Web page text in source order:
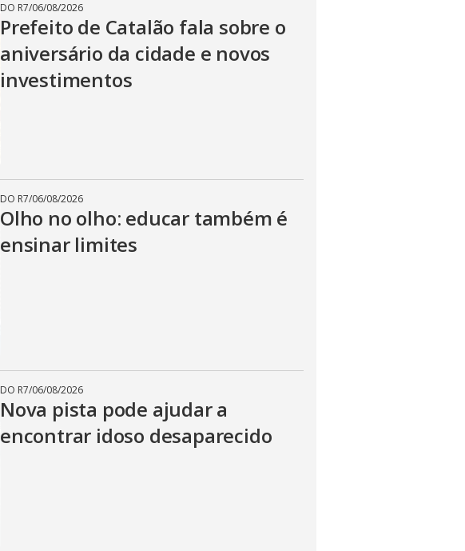
DO R7/06/08/2026
Prefeito de Catalão fala sobre o
aniversário da cidade e novos
investimentos
DO R7/06/08/2026
Olho no olho: educar também é
ensinar limites
DO R7/06/08/2026
Nova pista pode ajudar a
encontrar idoso desaparecido